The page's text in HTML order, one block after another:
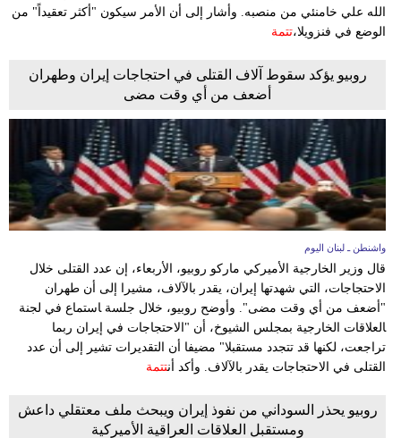
أخبار
تعليم
أزياء
إسلامية
علوم
مدوَّنات
فيديو
الله علي خامنئي من منصبه. وأشار إلى أن الأمر سيكون "أكثر تعقيداً" من
الوضع في فنزويلا،تتمة
روبيو يؤكد سقوط آلاف القتلى في احتجاجات إيران وطهران
أضعف من أي وقت مضى
واشنطن ـ لبنان اليوم
قال وزير الخارجية الأميركي ماركو روبيو، الأربعاء، إن عدد القتلى خلال
الاحتجاجات، التي شهدتها إيران، يقدر بالآلاف، مشيرا إلى أن طهران
"أضعف من أي وقت مضى". وأوضح روبيو، خلال جلسة ‍استماع ⁠في لجنة
‍العلاقات الخارجية بمجلس الشيوخ، أن "الاحتجاجات في إيران ربما
تراجعت، لكنها قد تتجدد مستقبلا" مضيفا أن التقديرات تشير إلى أن عدد
القتلى في الاحتجاجات يقدر بالآلاف. وأكد أنتتمة
روبيو يحذر السوداني من نفوذ إيران ويبحث ملف معتقلي داعش
ومستقبل العلاقات العراقية الأميركية